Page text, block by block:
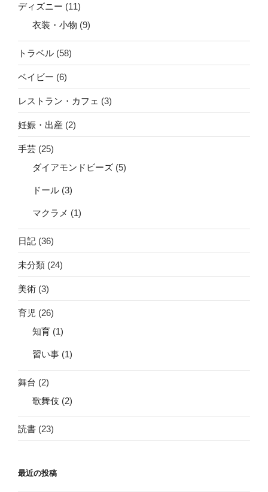
ディズニー (11)
衣装・小物 (9)
トラベル (58)
ベイビー (6)
レストラン・カフェ (3)
妊娠・出産 (2)
手芸 (25)
ダイアモンドビーズ (5)
ドール (3)
マクラメ (1)
日記 (36)
未分類 (24)
美術 (3)
育児 (26)
知育 (1)
習い事 (1)
舞台 (2)
歌舞伎 (2)
読書 (23)
最近の投稿